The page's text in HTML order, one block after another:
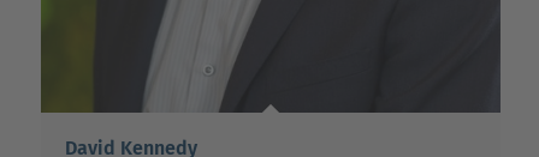
David Kennedy